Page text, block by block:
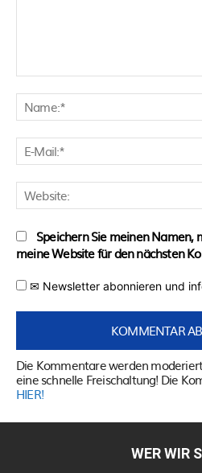
Speichern Sie meinen Namen,
meine Website für den nächsten
✉ Newsletter abonnieren und
Die Kommentare werden
eine schnelle Freischaltung! Die
HIER!
WER WIR